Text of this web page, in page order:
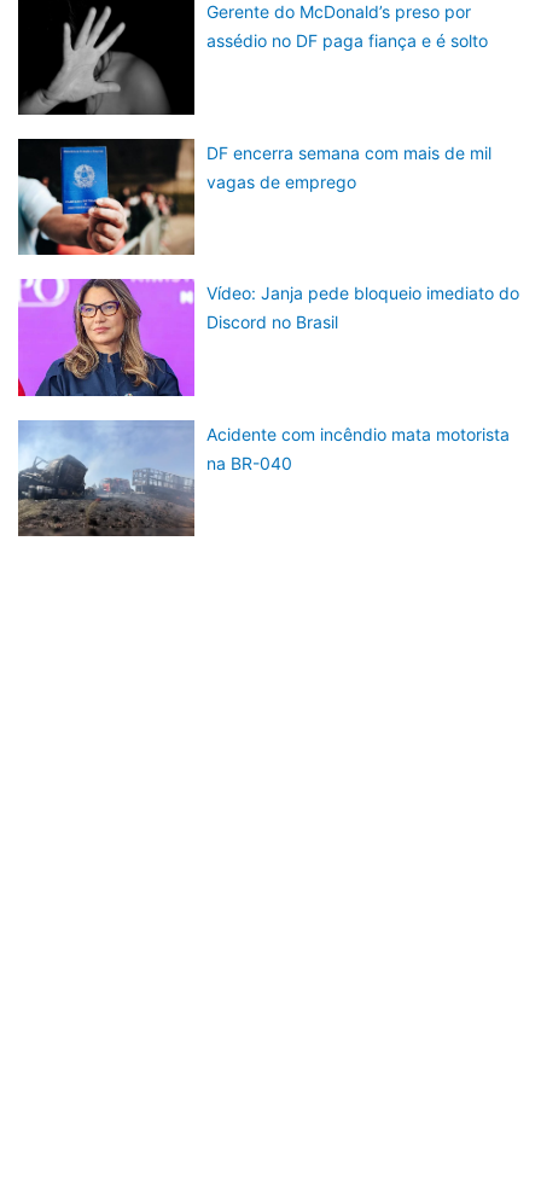
Gerente do McDonald’s preso por
assédio no DF paga fiança e é solto
DF encerra semana com mais de mil
vagas de emprego
Vídeo: Janja pede bloqueio imediato do
Discord no Brasil
Acidente com incêndio mata motorista
na BR-040